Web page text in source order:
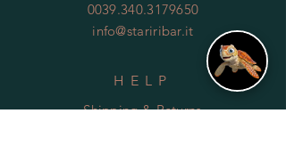
0039.340.3179650
info@stariribar.it
HELP
Shipping & Returns